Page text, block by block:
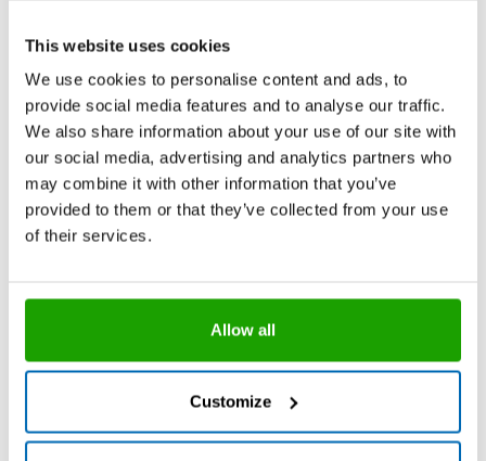
This website uses cookies
We use cookies to personalise content and ads, to
provide social media features and to analyse our traffic.
We also share information about your use of our site with
our social media, advertising and analytics partners who
may combine it with other information that you’ve
provided to them or that they’ve collected from your use
of their services.
Allow all
Customize
schwarz S88-08-C04
Stück pro Verpackungseinheit
20
Stück pro Palette
600
Aus darstellungstechnischen Gründen können die
abgebildeten Farben von den Originalfarben der
Mit Bestellcode versehene Produkte, Gebinde
und/oder Farben sind in handelsüblichen Mengen ab